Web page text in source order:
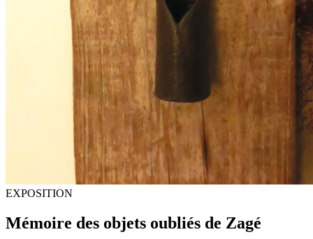
EXPOSITION
Mémoire des objets oubliés de Zagé